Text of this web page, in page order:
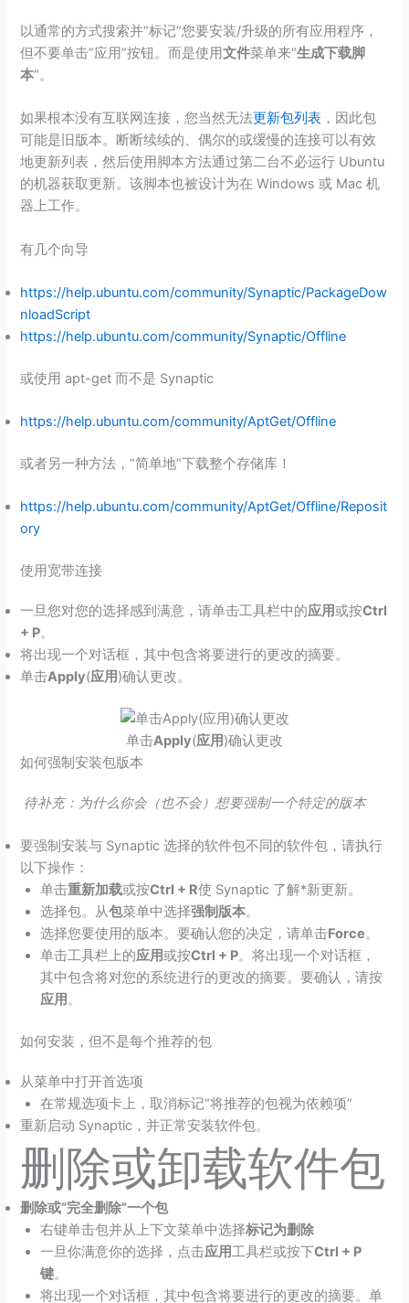
以通常的方式搜索并“标记”您要安装/升级的所有应用程序，
但不要单击“应用”按钮。而是使用文件菜单来“生成下载脚
本”。
如果根本没有互联网连接，您当然无法更新包列表 ，因此包
可能是旧版本。断断续续的、偶尔的或缓慢的连接可以有效
地更新列表，然后使用脚本方法通过第二台不必运行 Ubuntu
的机器获取更新。该脚本也被设计为在 Windows 或 Mac 机
器上工作。
有几个向导
https://help.ubuntu.com/community/Synaptic/PackageDow
nloadScript
https://help.ubuntu.com/community/Synaptic/Offline
或使用 apt-get 而不是 Synaptic
https://help.ubuntu.com/community/AptGet/Offline
或者另一种方法，“简单地”下载整个存储库！
https://help.ubuntu.com/community/AptGet/Offline/Reposit
ory
使用宽带连接
一旦您对您的选择感到满意，请单击工具栏中的应用或按Ctrl
+ P。
将出现一个对话框，其中包含将要进行的更改的摘要。
单击Apply(应用)确认更改。
单击Apply(应用)确认更改
如何强制安装包版本
待补充：为什么你会（也不会）想要强制一个特定的版本
要强制安装与 Synaptic 选择的软件包不同的软件包，请执行
以下操作：
单击重新加载或按Ctrl + R使 Synaptic 了解*新更新。
选择包。从包菜单中选择强制版本。
选择您要使用的版本。要确认您的决定，请单击Force。
单击工具栏上的应用或按Ctrl + P。将出现一个对话框，
其中包含将对您的系统进行的更改的摘要。要确认，请按
应用。
如何安装，但不是每个推荐的包
从菜单中打开首选项
在常规选项卡上，取消标记“将推荐的包视为依赖项”
重新启动 Synaptic，并正常安装软件包。
删除或卸载软件包
删除或“完全删除”一个包
右键单击包并从上下文菜单中选择标记为删除
一旦你满意你的选择，点击应用工具栏或按下Ctrl + P
键。
将出现一个对话框，其中包含将要进行的更改的摘要。单